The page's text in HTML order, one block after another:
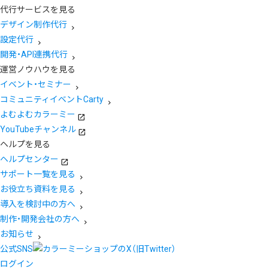
代行サービスを見る
デザイン制作代行
設定代行
開発・API連携代行
運営ノウハウを見る
イベント・セミナー
コミュニティイベントCarty
よむよむカラーミー
YouTubeチャンネル
ヘルプを見る
ヘルプセンター
サポート一覧を見る
お役立ち資料を見る
導入を検討中の方へ
制作・開発会社の方へ
お知らせ
公式SNS
ログイン